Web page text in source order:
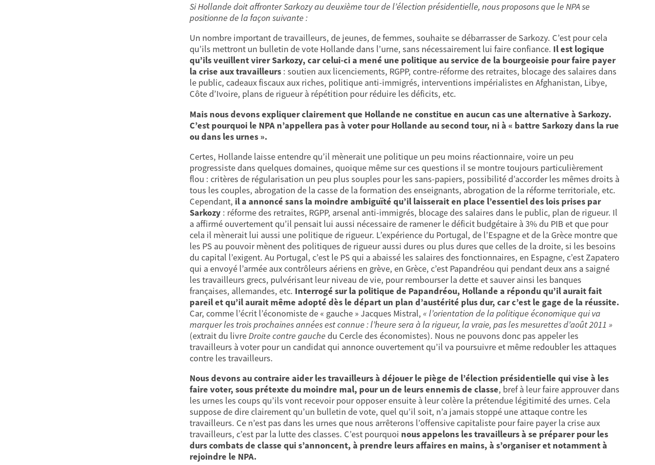
Si Hollande doit affronter Sarkozy au deuxième tour de l’élection présidentielle, nous proposons que le NPA se
positionne de la façon suivante :
Un nombre important de travailleurs, de jeunes, de femmes, souhaite se débarrasser de Sarkozy. C’est pour cela
qu’ils mettront un bulletin de vote Hollande dans l’urne, sans nécessairement lui faire confiance. Il est logique
qu’ils veuillent virer Sarkozy, car celui-ci a mené une politique au service de la bourgeoisie pour faire payer
la crise aux travailleurs: soutien aux licenciements, RGPP, contre-réforme des retraites, blocage des salaires dans
le public, cadeaux fiscaux aux riches, politique anti-immigrés, interventions impérialistes en Afghanistan, Libye,
Côte d’Ivoire, plans de rigueur à répétition pour réduire les déficits, etc.
Mais nous devons expliquer clairement que Hollande ne constitue en aucun cas une alternative à Sarkozy.
C’est pourquoi le NPA n’appellera pas à voter pour Hollande au second tour, ni à « battre Sarkozy dans la rue
ou dans les urnes ».
Certes, Hollande laisse entendre qu’il mènerait une politique un peu moins réactionnaire, voire un peu
progressiste dans quelques domaines, quoique même sur ces questions il se montre toujours particulièrement
flou : critères de régularisation un peu plus souples pour les sans-papiers, possibilité d’accorder les mêmes droits à
tous les couples, abrogation de la casse de la formation des enseignants, abrogation de la réforme territoriale, etc.
Cependant, il a annoncé sans la moindre ambiguïté qu’il laisserait en place l’essentiel des lois prises par
Sarkozy: réforme des retraites, RGPP, arsenal anti-immigrés, blocage des salaires dans le public, plan de rigueur. Il
a affirmé ouvertement qu’il pensait lui aussi nécessaire de ramener le déficit budgétaire à 3% du PIB et que pour
cela il mènerait lui aussi une politique de rigueur. L’expérience du Portugal, de l’Espagne et de la Grèce montre que
les PS au pouvoir mènent des politiques de rigueur aussi dures ou plus dures que celles de la droite, si les besoins
du capital l’exigent. Au Portugal, c’est le PS qui a abaissé les salaires des fonctionnaires, en Espagne, c’est Zapatero
qui a envoyé l’armée aux contrôleurs aériens en grève, en Grèce, c’est Papandréou qui pendant deux ans a saigné
les travailleurs grecs, pulvérisant leur niveau de vie, pour rembourser la dette et sauver ainsi les banques
françaises, allemandes, etc. Interrogé sur la politique de Papandréou, Hollande a répondu qu’il aurait fait
pareil et qu’il aurait même adopté dès le départ un plan d’austérité plus dur, car c’est le gage de la réussite.
Car, comme l’écrit l’économiste de « gauche » Jacques Mistral, « l’orientation de la politique économique qui va
marquer les trois prochaines années est connue : l’heure sera à la rigueur, la vraie, pas les mesurettes d’août 2011 »
(extrait du livreDroite contre gauchedu Cercle des économistes). Nous ne pouvons donc pas appeler les
travailleurs à voter pour un candidat qui annonce ouvertement qu’il va poursuivre et même redoubler les attaques
contre les travailleurs.
Nous devons au contraire aider les travailleurs à déjouer le piège de l’élection présidentielle qui vise à les
faire voter, sous prétexte du moindre mal, pour un de leurs ennemis de classe, bref à leur faire approuver dans
les urnes les coups qu’ils vont recevoir pour opposer ensuite à leur colère la prétendue légitimité des urnes. Cela
suppose de dire clairement qu’un bulletin de vote, quel qu’il soit, n’a jamais stoppé une attaque contre les
travailleurs. Ce n’est pas dans les urnes que nous arrêterons l’offensive capitaliste pour faire payer la crise aux
travailleurs, c’est par la lutte des classes. C’est pourquoi nous appelons les travailleurs à se préparer pour les
durs combats de classe qui s’annoncent, à prendre leurs affaires en mains, à s’organiser et notamment à
rejoindre le NPA.